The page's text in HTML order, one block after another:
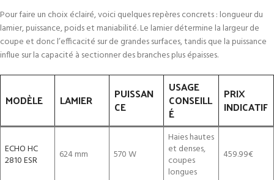
Pour faire un choix éclairé, voici quelques repères concrets : longueur du
lamier, puissance, poids et maniabilité. Le lamier détermine la largeur de
coupe et donc l’efficacité sur de grandes surfaces, tandis que la puissance
influe sur la capacité à sectionner des branches plus épaisses.
MODÈLE LAMIER PUISSAN
CE
USAGE
CONSEILL
É
PRIX
INDICATIF
ECHO HC
2810 ESR
624 mm 570 W
Haies hautes
et denses,
coupes
longues
459.99€